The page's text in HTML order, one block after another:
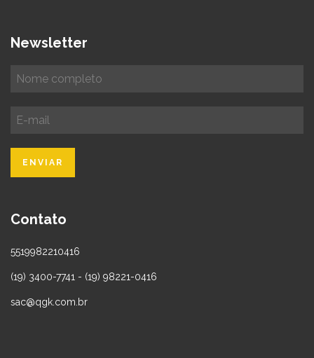
Newsletter
Contato
5519982210416
(19) 3400-7741 - (19) 98221-0416
sac@qgk.com.br